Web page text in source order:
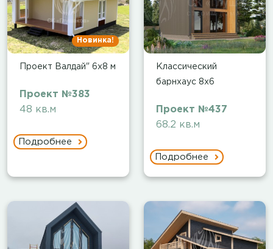
Новинка!
Проект Валдай" 6х8 м
Проект №383
48 кв.м
Подробнее
Классический
барнхаус 8х6
Проект №437
68.2 кв.м
Подробнее